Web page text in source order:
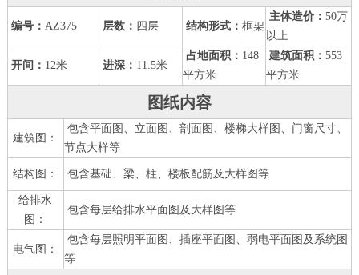
编号： AZ375 层数： 四层 结构形式： 框架
主体造价： 50万
以上
开间： 12米 进深： 11.5米
占地面积： 148
平方米
建筑面积： 553
平方米
图纸内容
建筑图：
包含平面图、立面图、剖面图、楼梯大样图、门窗尺寸、
节点大样等
结构图： 包含基础、梁、柱、楼板配筋及大样图等
给排水
图：
包含每层给排水平面图及大样图等
电气图：
包含每层照明平面图、插座平面图、弱电平面图及系统图
等